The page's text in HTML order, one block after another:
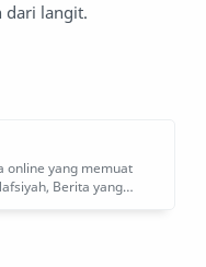
dari langit.